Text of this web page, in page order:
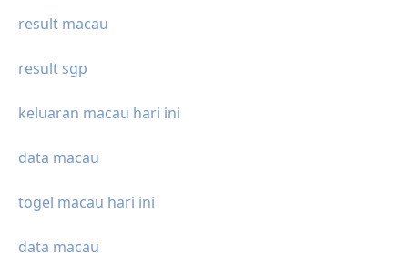
result macau
result sgp
keluaran macau hari ini
data macau
togel macau hari ini
data macau